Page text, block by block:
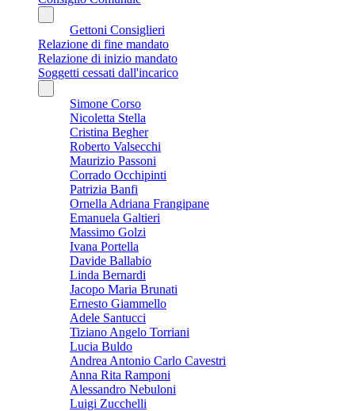
Gettoni Consiglieri
Relazione di fine mandato
Relazione di inizio mandato
Soggetti cessati dall'incarico
Simone Corso
Nicoletta Stella
Cristina Begher
Roberto Valsecchi
Maurizio Passoni
Corrado Occhipinti
Patrizia Banfi
Ornella Adriana Frangipane
Emanuela Galtieri
Massimo Golzi
Ivana Portella
Davide Ballabio
Linda Bernardi
Jacopo Maria Brunati
Ernesto Giammello
Adele Santucci
Tiziano Angelo Torriani
Lucia Buldo
Andrea Antonio Carlo Cavestri
Anna Rita Ramponi
Alessandro Nebuloni
Luigi Zucchelli